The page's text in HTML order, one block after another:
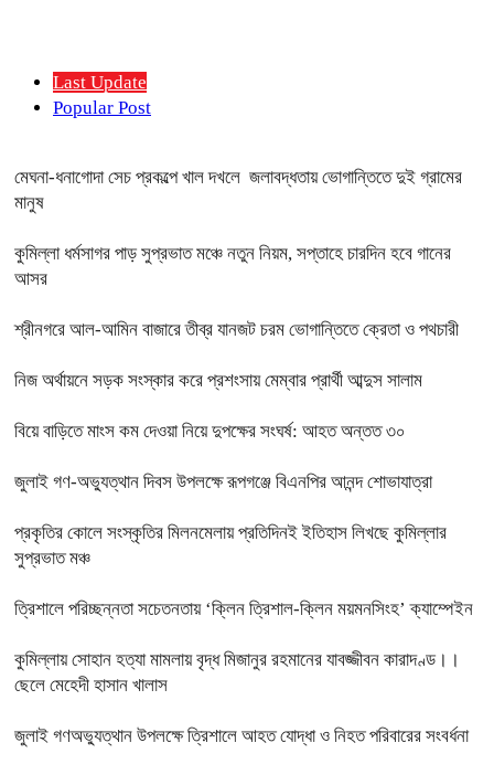
Last Update
Popular Post
মেঘনা-ধনাগোদা সেচ প্রকল্পে খাল দখলে জলাবদ্ধতায় ভোগান্তিতে দুই গ্রামের
মানুষ
কুমিল্লা ধর্মসাগর পাড় সুপ্রভাত মঞ্চে নতুন নিয়ম, সপ্তাহে চারদিন হবে গানের
আসর
শ্রীনগরে আল-আমিন বাজারে তীব্র যানজট চরম ভোগান্তিতে ক্রেতা ও পথচারী
নিজ অর্থায়নে সড়ক সংস্কার করে প্রশংসায় মেম্বার প্রার্থী আব্দুস সালাম
বিয়ে বাড়িতে মাংস কম দেওয়া নিয়ে দুপক্ষের সংঘর্ষ: আহত অন্তত ৩০ ​
জুলাই গণ-অভ্যুত্থান দিবস উপলক্ষে রূপগঞ্জে বিএনপির আনন্দ শোভাযাত্রা
প্রকৃতির কোলে সংস্কৃতির মিলনমেলায় প্রতিদিনই ইতিহাস লিখছে কুমিল্লার
সুপ্রভাত মঞ্চ
ত্রিশালে পরিচ্ছন্নতা সচেতনতায় ‘ক্লিন ত্রিশাল-ক্লিন ময়মনসিংহ’ ক্যাম্পেইন
কুমিল্লায় সোহান হত্যা মামলায় বৃদ্ধ মিজানুর রহমানের যাবজ্জীবন কারাদণ্ড।।
ছেলে মেহেদী হাসান খালাস
জুলাই গণঅভ্যুত্থান উপলক্ষে ত্রিশালে আহত যোদ্ধা ও নিহত পরিবারের সংবর্ধনা